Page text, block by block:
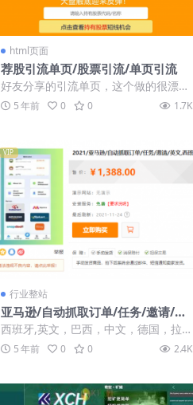
html页面
荐股引流单页/股票引流/单页引流
好友分享的引流单页，这个做的很漂亮
啊，web和h5自适应的，跑来看了下，
没见到后...
5 年前 0 0 1.7K
VIP
行业整站
亚马逊/自动抓取订单/任务/邀请/英
文,西班牙语/可自动切换语言「亲测
源码」
西班牙,英文，巴西，中文，德国，拉
法兰西，荷兰，缅甸，Sverige，日
本，Tü...
5 年前 0 0 2.4K